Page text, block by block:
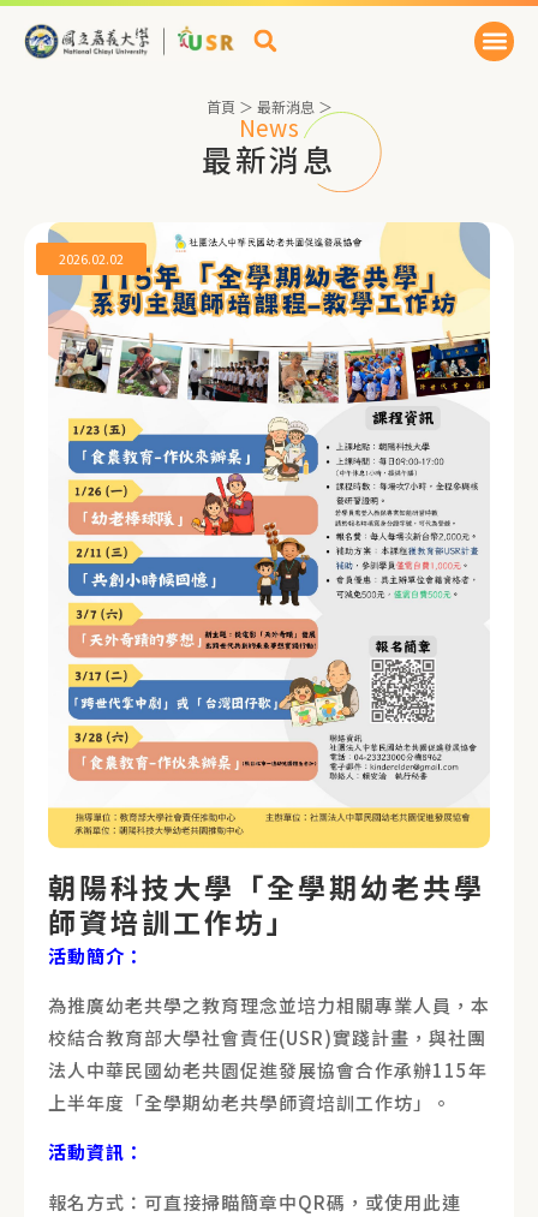
News
最新消息
首頁 ＞ 最新消息 ＞
2026.02.02
朝陽科技大學「全學期幼老共學
師資培訓工作坊」
活動簡介：
為推廣幼老共學之教育理念並培力相關專業人員，本
校結合教育部大學社會責任(USR)實踐計畫，與社團
法人中華民國幼老共園促進發展協會合作承辦115年
上半年度「全學期幼老共學師資培訓工作坊」。
活動資訊：
報名方式：可直接掃瞄簡章中QR碼，或使用此連